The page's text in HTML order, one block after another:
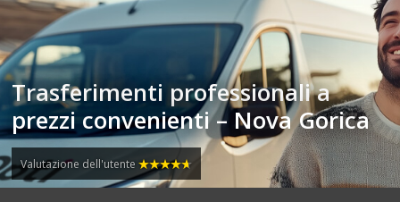
Trasferimenti professionali a
prezzi convenienti – Nova Gorica
Valutazione dell'utente